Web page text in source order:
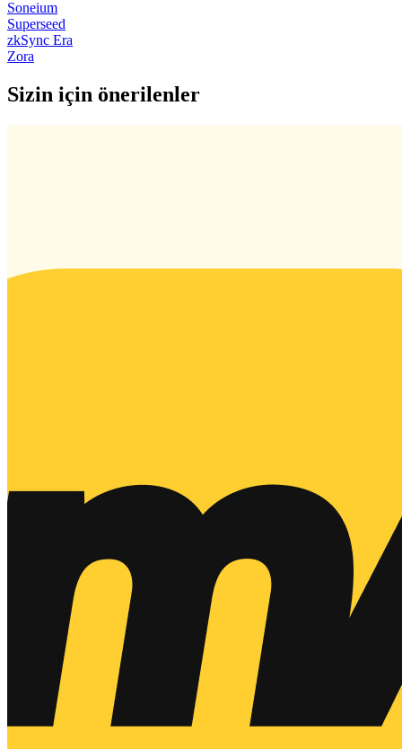
Soneium
Superseed
zkSync Era
Zora
Sizin için önerilenler